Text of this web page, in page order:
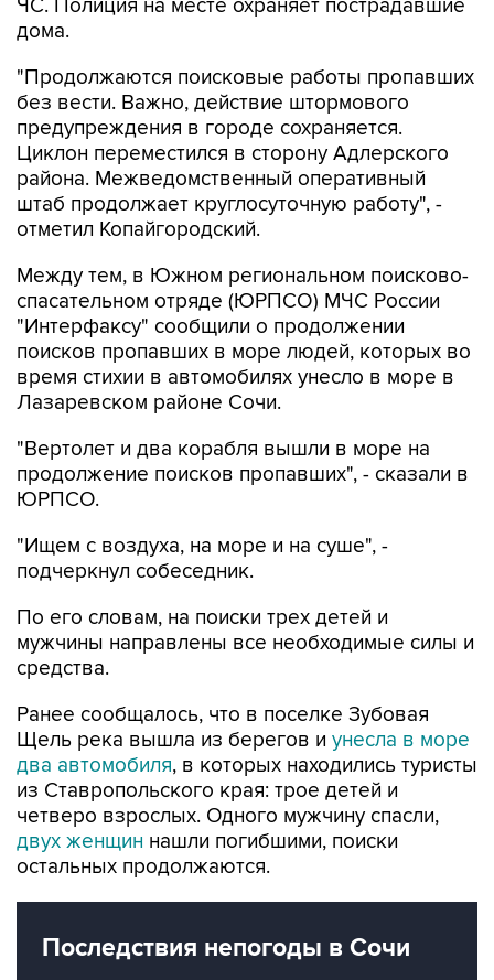
ЧС. Полиция на месте охраняет пострадавшие
дома.
"Продолжаются поисковые работы пропавших
без вести. Важно, действие штормового
предупреждения в городе сохраняется.
Циклон переместился в сторону Адлерского
района. Межведомственный оперативный
штаб продолжает круглосуточную работу", -
отметил Копайгородский.
Между тем, в Южном региональном поисково-
спасательном отряде (ЮРПСО) МЧС России
"Интерфаксу" сообщили о продолжении
поисков пропавших в море людей, которых во
время стихии в автомобилях унесло в море в
Лазаревском районе Сочи.
"Вертолет и два корабля вышли в море на
продолжение поисков пропавших", - сказали в
ЮРПСО.
"Ищем с воздуха, на море и на суше", -
подчеркнул собеседник.
По его словам, на поиски трех детей и
мужчины направлены все необходимые силы и
средства.
Ранее сообщалось, что в поселке Зубовая
Щель река вышла из берегов и унесла в море
два автомобиля, в которых находились туристы
из Ставропольского края: трое детей и
четверо взрослых. Одного мужчину спасли,
двух женщин нашли погибшими, поиски
остальных продолжаются.
Последствия непогоды в Сочи